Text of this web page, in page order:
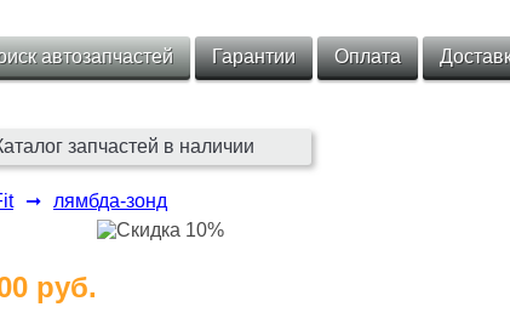
автозапчастей Гарантии Оплата
запчастей в наличии
➞ лямбда-зонд
руб.